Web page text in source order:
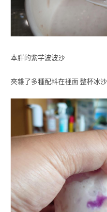
本胖的紫芋波波沙
夾雜了多種配料在裡面 整杯冰